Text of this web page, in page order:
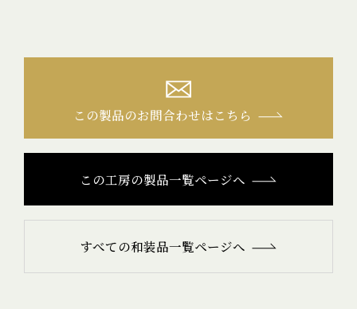
この製品のお問合わせはこちら
この工房の製品一覧ページへ
すべての和装品一覧ページへ